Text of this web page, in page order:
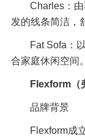
Charles：
发的线条简洁，
Fat Sofa：
合家庭休闲空间。
Flexform（
品牌背景
Flexform成